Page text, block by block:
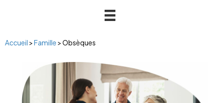
Accueil >Famille > Obsèques